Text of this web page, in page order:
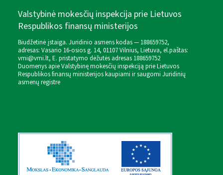
Valstybinė mokesčių inspekcija prie Lietuvos
Respublikos finansų ministerijos
Biudžetinė įstaiga. Juridinio asmens kodas — 188659752,
adresas: Vasario 16-osios g. 14, 01107 Vilnius, Lietuva, el.paštas:
vmi@vmi.lt, E. pristatymo dėžutės adresas 188659752
Duomenys apie Valstybinę mokesčių inspekciją prie Lietuvos
Respublikos finansų ministerijos kaupiami ir saugomi Juridinių
asmenų registre